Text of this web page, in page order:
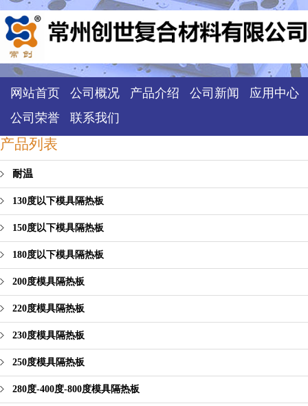
网站首页 公司概况 产品介绍 公司新闻
应用中心
公司荣誉
联系我们
产品列表
耐温
130度以下模具隔热板
150度以下模具隔热板
180度以下模具隔热板
200度模具隔热板
220度模具隔热板
230度模具隔热板
250度模具隔热板
280度-400度-800度模具隔热板